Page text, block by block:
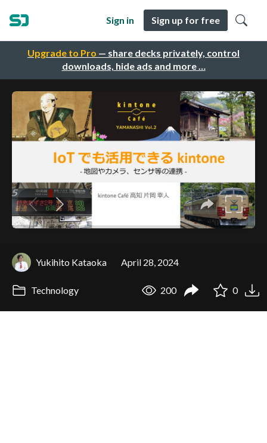
Upgrade to Pro — share decks privately, control
downloads, hide ads and more …
Sign in Sign up for free
Yukihito Kataoka April 28, 2024
Technology 200 0